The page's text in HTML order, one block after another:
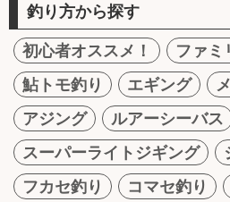
釣り方から探す
初心者オススメ！
ファミ
鮎トモ釣り
エギング
アジング
ルアーシーバス
スーパーライトジギング
フカセ釣り
コマセ釣り